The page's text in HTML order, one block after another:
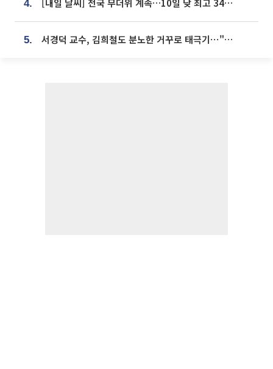
4. [내일 날씨] 전국 무더위 계속…10일 낮 최고 34도 육박
5. 서경덕 교수, 김희철도 분노한 거꾸로 태극기⋯"엉터리는 아냐, 아쉬울 뿐"